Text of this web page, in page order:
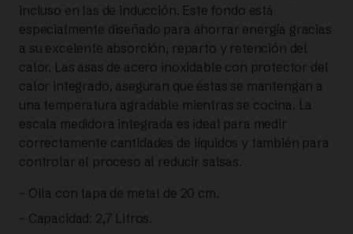
incluso en las de inducción. Este fondo está
especialmente diseñado para ahorrar energía gracias
a su excelente absorción, reparto y retención del
calor. Las asas de acero inoxidable con protector del
calor integrado, aseguran que éstas se mantengan a
una temperatura agradable mientras se cocina. La
escala medidora integrada es ideal para medir
correctamente cantidades de líquidos y también para
controlar el proceso al reducir salsas.
– Olla con tapa de metal de 20 cm.
– Capacidad: 2,7 Litros.